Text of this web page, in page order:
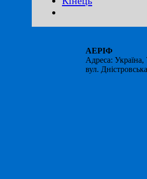
АЕРІФ
Адресa:
вул.